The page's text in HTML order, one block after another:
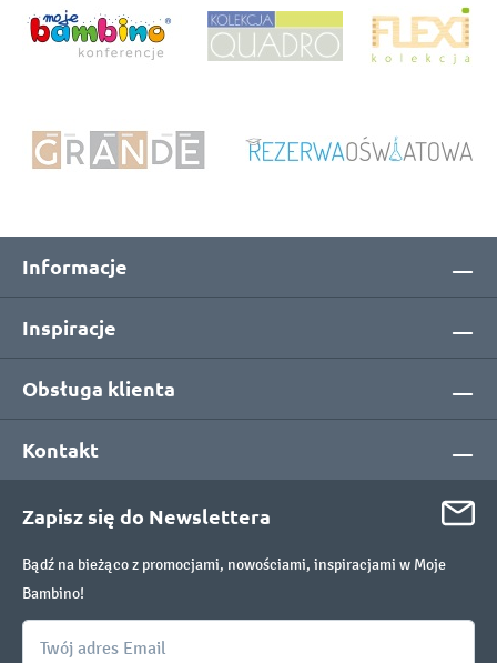
Informacje
Inspiracje
Obsługa klienta
Kontakt
Zapisz się do Newslettera
Bądź na bieżąco z promocjami, nowościami, inspiracjami w Moje
Bambino!